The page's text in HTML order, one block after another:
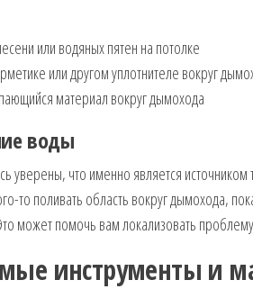
или водяных пятен на потолке
или другом уплотнителе вокруг
материал вокруг дымохода
воды
уверены, что именно является
то поливать область вокруг дымохода,
может помочь вам локализовать
инструменты и